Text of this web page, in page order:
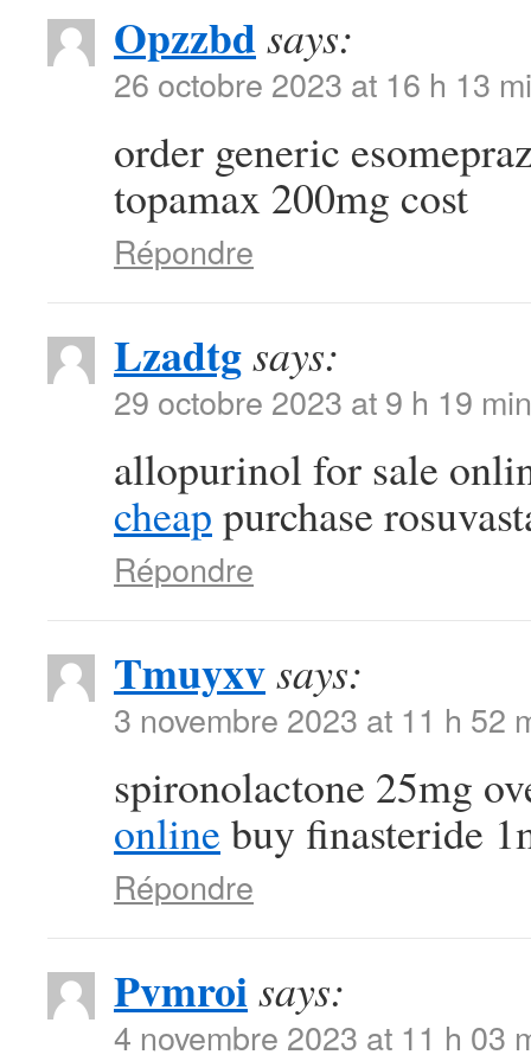
Opzzbdsays:
26 octobre 2023 at 16 h 13
order generic
topamax 200mg cost
Répondre
Lzadtgsays:
29 octobre 2023 at 9 h 19 min
allopurinol for sale
cheap purchase
Répondre
Tmuyxvsays:
3 novembre 2023 at 11 h 52
spironolactone 25mg
online buy finasteride
Répondre
Pvmroisays:
4 novembre 2023 at 11 h 03